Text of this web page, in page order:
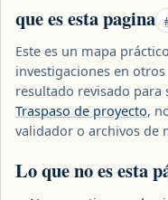
que es esta pagina
Este es un mapa
investigaciones en
resultado revisado para
Traspaso de proyecto,
validador o archivos de
Lo que no es esta